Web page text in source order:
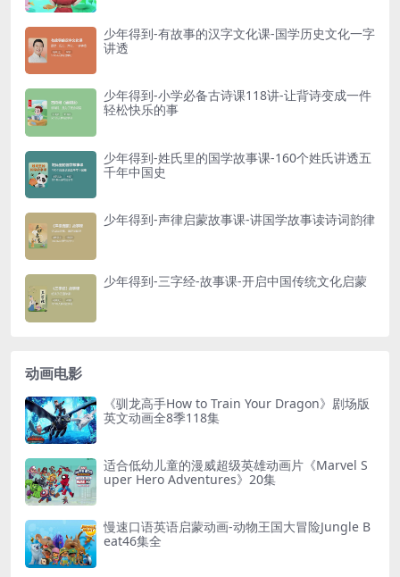
├─ 083.马姓.mp4 [55.31MB]
├─ 084.潘姓.mp4 [55.28MB]
├─ 085.山姓.mp4 [71.62MB]
├─ 086.祖姓.mp4 [55.90MB]
├─ 087.卜姓.mp4 [58.07MB]
├─ 088.勾姓.mp4 [67.10MB]
├─ 089.夔姓.mp4 [66.18MB]
├─ 090.关姓.mp4 [51.75MB]
├─ 091.胡姓.mp4 [59.27MB]
├─ 092.童姓.mp4 [67.90MB]
├─ 093.石姓.mp4 [60.55MB]
├─ 094.左姓.mp4 [55.66MB]
├─ 095.崔姓.mp4 [69.55MB]
├─ 097.嵇姓.mp4 [48.81MB]
├─ 098.白姓.mp4 [77.73MB]
├─ 099.班姓.mp4 [53.16MB]
├─ 100.仇姓.mp4 [63.31MB]
├─ 101.蔺姓.mp4 [67.27MB]
├─ 102.蒙姓.mp4 [72.25MB]
├─ 103.戚姓.mp4 [56.30MB]
├─ 104.桑姓.mp4 [63.54MB]
├─ 105.施姓.mp4 [78.26MB]
少年得到-有故事的汉字文化课-国学历史文化一字
讲透
少年得到-小学必备古诗课118讲-让背诗变成一件
轻松快乐的事
少年得到-姓氏里的国学故事课-160个姓氏讲透五
千年中国史
少年得到-声律启蒙故事课-讲国学故事读诗词韵律
少年得到-三字经-故事课-开启中国传统文化启蒙
动画电影
《驯龙高手How to Train Your Dragon》剧场版
英文动画全8季118集
适合低幼儿童的漫威超级英雄动画片《Marvel S
uper Hero Adventures》20集
慢速口语英语启蒙动画-动物王国大冒险Jungle B
eat46集全